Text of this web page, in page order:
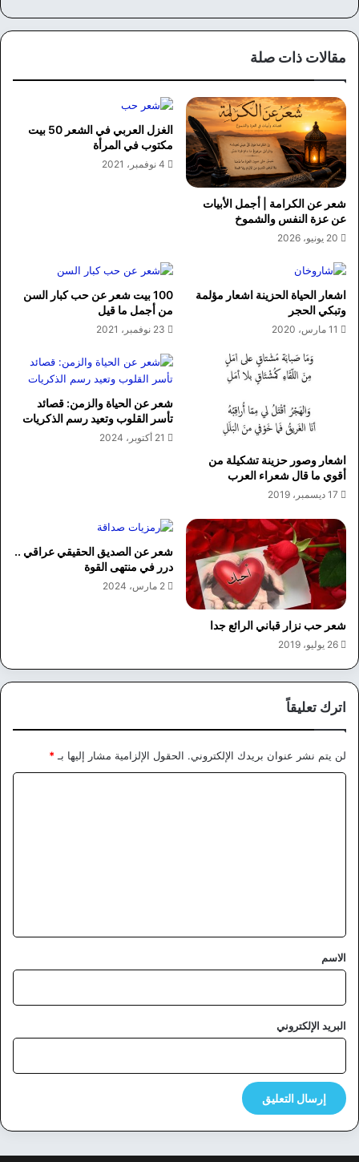
وك
مقالات ذات صلة
شعر عن الكرامة | أجمل الأبيات
عن عزة النفس والشموخ
20 يونيو، 2026
الغزل العربي في الشعر 50 بيت
مكتوب في المرأة
4 نوفمبر، 2021
اشعار الحياة الحزينة اشعار مؤلمة
وتبكي الحجر
11 مارس، 2020
100 بيت شعر عن حب كبار السن
من أجمل ما قيل
23 نوفمبر، 2021
اشعار وصور حزينة تشكيلة من
أقوي ما قال شعراء العرب
17 ديسمبر، 2019
شعر عن الحياة والزمن: قصائد
تأسر القلوب وتعيد رسم الذكريات
21 أكتوبر، 2024
شعر حب نزار قباني الرائع جدا
26 يوليو، 2019
شعر عن الصديق الحقيقي عراقي ..
درر في منتهى القوة
2 مارس، 2024
اترك تعليقاً
لن يتم نشر عنوان بريدك الإلكتروني. الحقول الإلزامية مشار إليها بـ *
*
الاسم
البريد الإلكتروني